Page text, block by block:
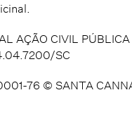
AÇÃO CIVIL PÚBLICA
SC
76 © SANTA